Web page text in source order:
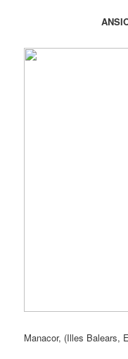
Manacor, (Illes Balears,